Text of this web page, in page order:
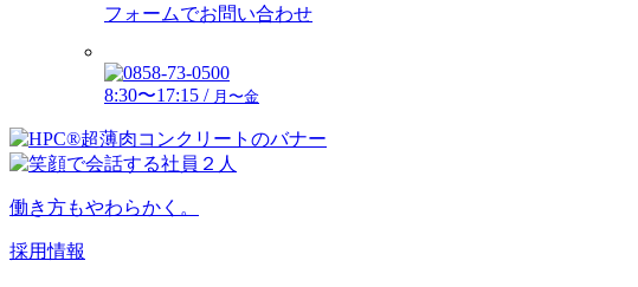
フォームでお問い合わせ
8:30〜17:15 / 月〜金
働き方もやわらかく。
採用情報